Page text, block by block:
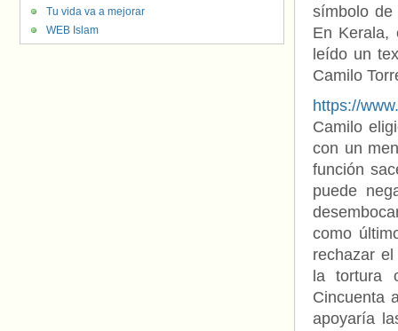
símbolo
En Kerala,
leído un
Camilo
https://
Camilo
con un
función
puede
como
rechazar
la tortura
Cincuenta
apoyaría
Tu vida va a mejorar
WEB Islam